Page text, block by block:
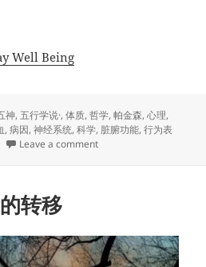
Well Being
神,五行学说·,体质,哲学,帕金森,心理,
,病因,神经系统,科学, 脏腑功能,行为表
Leave a commenton 从头到脚说健康 ：帕
转移